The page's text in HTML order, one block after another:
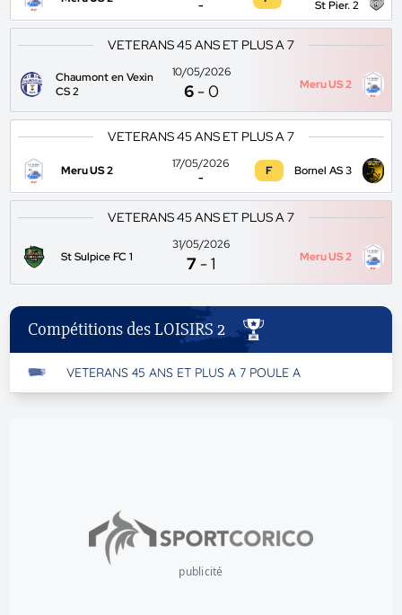
- St Pier. 2
VETERANS 45 ANS ET PLUS A 7
Chaumont en Vexin
CS 2
10/05/2026
6 -0 Meru US 2
VETERANS 45 ANS ET PLUS A 7
Meru US 2
17/05/2026
-
F Bornel AS 3
VETERANS 45 ANS ET PLUS A 7
St Sulpice FC 1
31/05/2026
7 -1 Meru US 2
Compétitions des LOISIRS 2
VETERANS 45 ANS ET PLUS A 7 POULE A
publicité